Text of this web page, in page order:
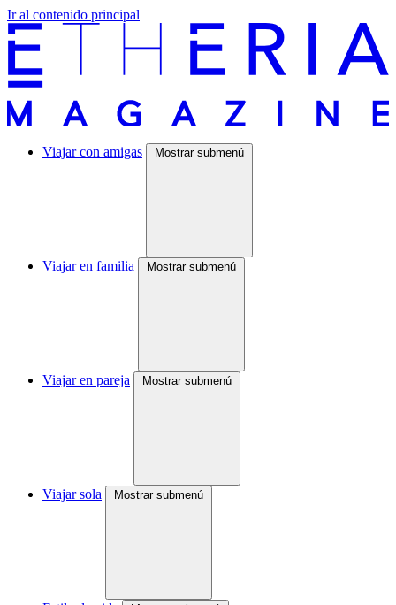
Ir al contenido principal
Viajar con amigas Mostrar submenú
Viajar en familia Mostrar submenú
Viajar en pareja Mostrar submenú
Viajar sola Mostrar submenú